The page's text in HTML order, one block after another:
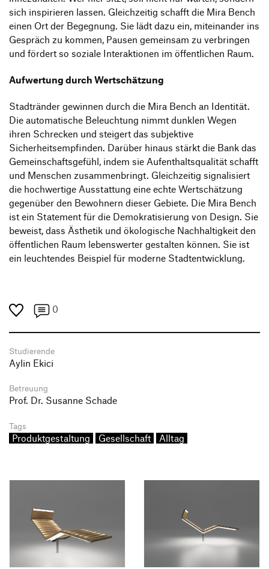
sich inspirieren lassen. Gleichzeitig schafft die Mira Bench
einen Ort der Begegnung. Sie lädt dazu ein, miteinander ins
Gespräch zu kommen, Pausen gemeinsam zu verbringen
und fördert so soziale Interaktionen im öffentlichen Raum.
Aufwertung durch Wertschätzung
Stadtränder gewinnen durch die Mira Bench an Identität.
Die automatische Beleuchtung nimmt dunklen Wegen
ihren Schrecken und steigert das subjektive
Sicherheitsempfinden. Darüber hinaus stärkt die Bank das
Gemeinschaftsgefühl, indem sie Aufenthaltsqualität schafft
und Menschen zusammenbringt. Gleichzeitig signalisiert
die hochwertige Ausstattung eine echte Wertschätzung
gegenüber den Bewohnern dieser Gebiete. Die Mira Bench
ist ein Statement für die Demokratisierung von Design. Sie
beweist, dass Ästhetik und ökologische Nachhaltigkeit den
öffentlichen Raum lebenswerter gestalten können. Sie ist
ein leuchtendes Beispiel für moderne Stadtentwicklung.
0
Studierende
Aylin Ekici
Betreuung
Prof. Dr. Susanne Schade
Tags
Produktgestaltung Gesellschaft Alltag